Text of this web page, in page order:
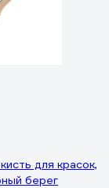
для красок,
берег